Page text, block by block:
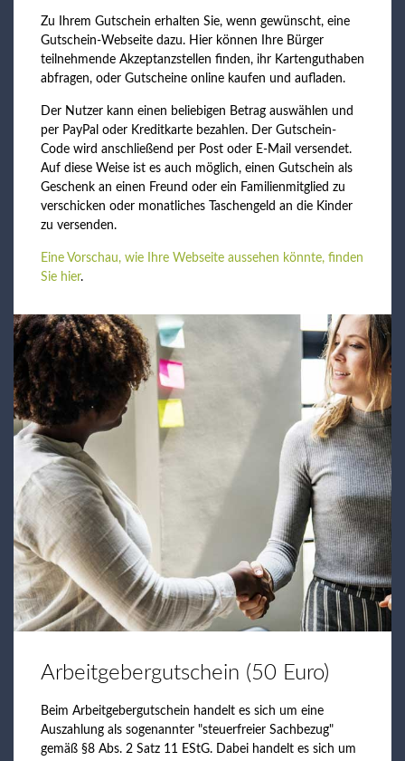
Zu Ihrem Gutschein erhalten Sie, wenn gewünscht, eine
Gutschein-Webseite dazu. Hier können Ihre Bürger
teilnehmende Akzeptanzstellen finden, ihr Kartenguthaben
abfragen, oder Gutscheine online kaufen und aufladen.
Der Nutzer kann einen beliebigen Betrag auswählen und
per PayPal oder Kreditkarte bezahlen. Der Gutschein-
Code wird anschließend per Post oder E-Mail versendet.
Auf diese Weise ist es auch möglich, einen Gutschein als
Geschenk an einen Freund oder ein Familienmitglied zu
verschicken oder monatliches Taschengeld an die Kinder
zu versenden.
Eine Vorschau, wie Ihre Webseite aussehen könnte, finden
Sie hier.
Arbeitgebergutschein (50 Euro)
Beim Arbeitgebergutschein handelt es sich um eine
Auszahlung als sogenannter "steuerfreier Sachbezug"
gemäß §8 Abs. 2 Satz 11 EStG. Dabei handelt es sich um